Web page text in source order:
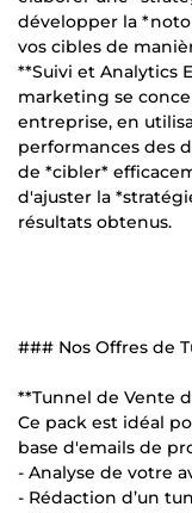
développer la
vos cibles de
**Suivi et Analytics
marketing se
entreprise, en
performances des
de *cibler*
d'ajuster la
résultats obtenus.
### Nos Offres de
**Tunnel de Vente
Ce pack est idéal
base d'emails de
- Analyse de votre
- Rédaction d’un